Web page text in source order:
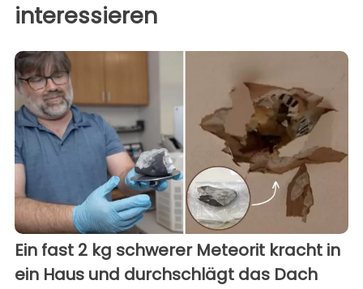
interessieren
Ein fast 2 kg schwerer Meteorit kracht in
ein Haus und durchschlägt das Dach